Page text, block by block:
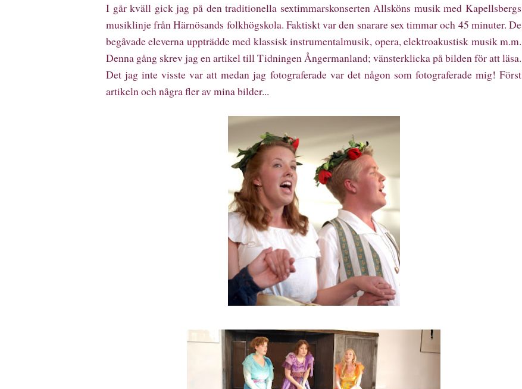
I går kväll gick jag på den traditionella sextimmarskonserten Allsköns musik med Kapellsbergs
musiklinje från Härnösands folkhögskola. Faktiskt var den snarare sex timmar och 45 minuter. De
begåvade eleverna uppträdde med klassisk instrumentalmusik, opera, elektroakustisk musik m.m.
Denna gång skrev jag en artikel till Tidningen Ångermanland; vänsterklicka på bilden för att läsa.
Det jag inte visste var att medan jag fotograferade var det någon som fotograferade mig! Först
artikeln och några fler av mina bilder...